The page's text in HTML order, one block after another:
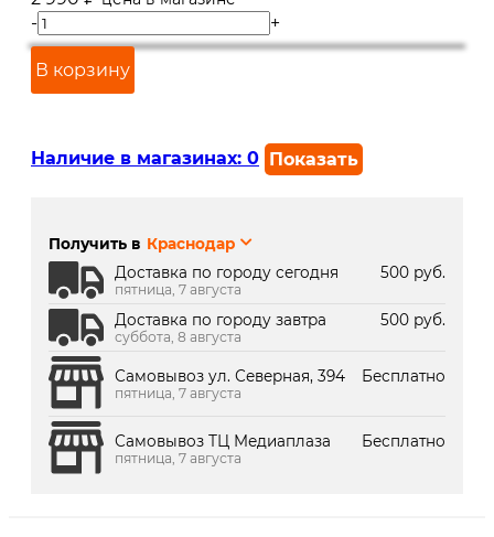
- +
В корзину
Наличие в магазинах: 0 Показать
г. Краснодар, ТК Медиаплаза:
Получить в Краснодар
Доставка по городу сегодня
500 руб.
пятница, 7 августа
Доставка по городу завтра 500 руб.
суббота, 8 августа
Самовывоз ул. Северная, 394 Бесплатно
пятница, 7 августа
Самовывоз ТЦ Медиаплаза Бесплатно
пятница, 7 августа